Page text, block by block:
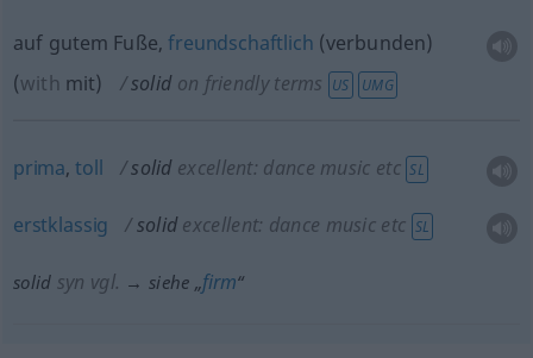
auf gutem Fuße,freundschaftlich (verbunden)
(with mit) solid on friendly terms US UMG
prima,toll solid excellent: dance music etc SL
erstklassig solid excellent: dance music etc SL
solid syn vgl. → siehe „firm“